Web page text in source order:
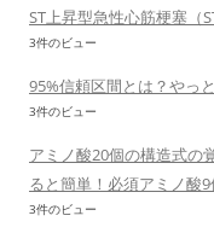
ST上昇型急性心筋梗塞（
3件のビュー
95%信頼区間とは？やっ
3件のビュー
アミノ酸20個の構造式の
ると簡単！必須アミノ酸9
3件のビュー